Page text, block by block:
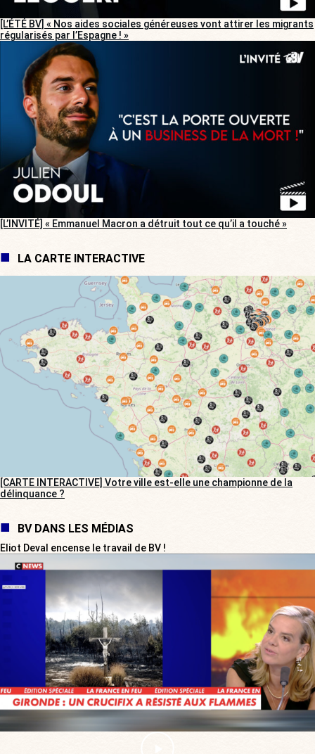
[L’ÉTÉ BV] « Nos aides sociales généreuses vont attirer les migrants
régularisés par l’Espagne ! »
[L’INVITÉ] « Emmanuel Macron a détruit tout ce qu’il a touché »
LA CARTE INTERACTIVE
[CARTE INTERACTIVE] Votre ville est-elle une championne de la
délinquance ?
BV DANS LES MÉDIAS
Eliot Deval encense le travail de BV !